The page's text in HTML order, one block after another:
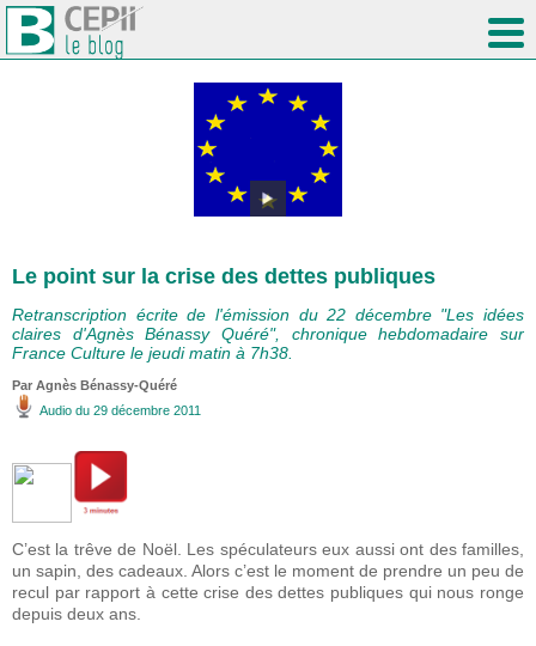
Le point sur la crise des dettes publiques
Retranscription écrite de l'émission du 22 décembre "Les idées
claires d'Agnès Bénassy Quéré", chronique hebdomadaire sur
France Culture le jeudi matin à 7h38.
Par Agnès Bénassy-Quéré
Audio du 29 décembre 2011
C’est la trêve de Noël. Les spéculateurs eux aussi ont des familles,
un sapin, des cadeaux. Alors c’est le moment de prendre un peu de
recul par rapport à cette crise des dettes publiques qui nous ronge
depuis deux ans.